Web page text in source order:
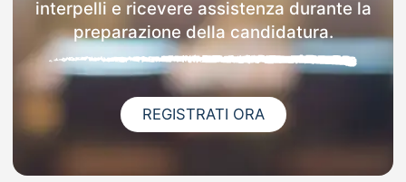
interpelli e ricevere assistenza durante la
preparazione della candidatura.
REGISTRATI ORA